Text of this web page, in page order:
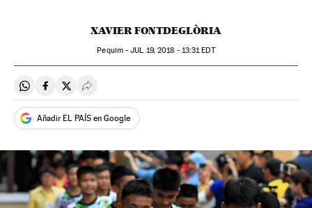
XAVIER FONTDEGLÒRIA
Pequim -JUL 19, 2018 - 13:31EDT
Compartir en Whatsapp
Compartir en Facebook
Compartir en Twitter
Desplegar Redes Sociales
Añadir EL PAÍS en Google